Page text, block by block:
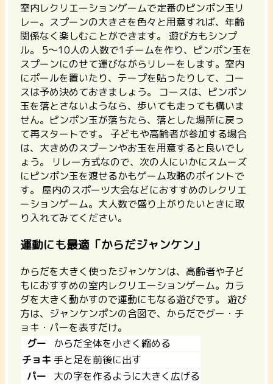
室内レクリエーションゲームで定番のピンポン玉リ
レー。 スプーンの大きさを色々と用意すれば、年齢
関係なく楽しむことができます。
遊び方もシンプ
ル。 5〜10人の人数で1チームを作り、ピンポン玉を
スプーンにのせて運びながらリレーをします。室内
にポールを置いたり、テープを貼ったりして、コー
スは予め決めておきましょう。 コースは、ピンポン
玉を落とさないようなら、歩いても走っても構いま
せん。ピンポン玉が落ちたら、落とした場所に戻っ
て再スタートです。 子どもや高齢者が参加する場合
は、大きめのスプーンやお玉を用意すると良いでし
ょう。 リレー方式なので、次の人にいかにスムーズ
にピンポン玉を渡せるかもゲーム攻略のポイントで
す。 屋内のスポーツ大会などにおすすめのレクリエ
ーションゲーム。大人数で盛り上がりたいときに取
り入れてみてください。
運動にも最適「からだジャンケン」
からだを大きく使ったジャンケンは、 高齢者や子ど
もにおすすめの室内レクリエーションゲーム。 カラ
ダを大きく動かすので運動にもなる遊びです。 遊び
方は、ジャンケンポンの合図で、からだでグー・チ
ョキ・パーを表すだけ。
グー
からだ全体を小さく縮める
チョキ 手と足を前後に出す
パー
大の字を作るように大きく広げる